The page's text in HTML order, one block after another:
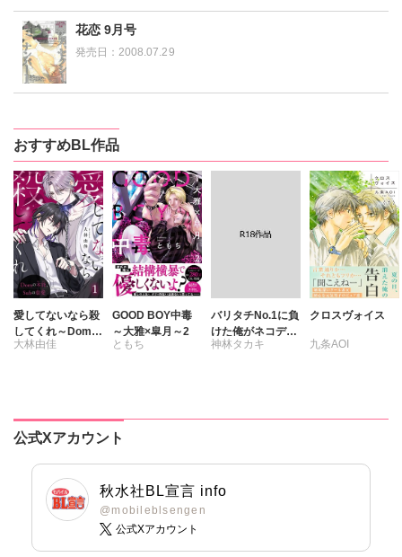
花恋 9月号
発売日：2008.07.29
おすすめBL作品
愛してないなら殺
してくれ～Domの
本能、Subの慈愛
大林由佳
GOOD BOY中毒
～大雅×皐月～2
ともち
バリタチNo.1に負
けた俺がネコデビ
ューするまで【R
神林タカキ
クロスヴォイス
九条AOI
公式Xアカウント
秋水社BL宣言 info
@mobileblsengen
公式Xアカウント